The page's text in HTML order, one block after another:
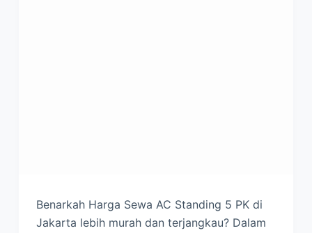
Benarkah Harga Sewa AC Standing 5 PK di
Jakarta lebih murah dan terjangkau? Dalam